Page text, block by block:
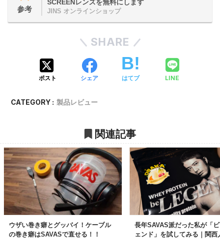
参考
SCREENレンズを無料にします
JINS オンラインショップ
SHARE
ポスト シェア はてブ LINE
CATEGORY : 製品レビュー
関連記事
ウザい巻き癖とグッバイ！ケーブル
の巻き癖はSAVASで直せる！！
長年SAVAS派だった私が「
ェンド」を試してみる｜関西